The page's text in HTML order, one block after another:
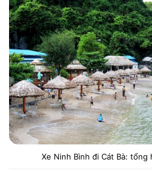
Xe Ninh Bình đi Cát Bà: